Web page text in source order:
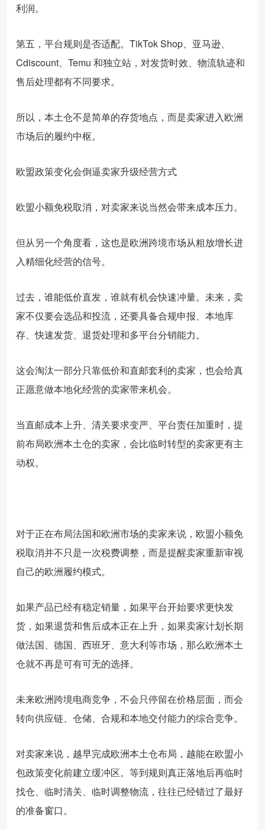
利润。
第五，平台规则是否适配。TikTok Shop、亚马逊、
Cdiscount、Temu 和独立站，对发货时效、物流轨迹和
售后处理都有不同要求。
所以，本土仓不是简单的存货地点，而是卖家进入欧洲
市场后的履约中枢。
欧盟政策变化会倒逼卖家升级经营方式
欧盟小额免税取消，对卖家来说当然会带来成本压力。
但从另一个角度看，这也是欧洲跨境市场从粗放增长进
入精细化经营的信号。
过去，谁能低价直发，谁就有机会快速冲量。未来，卖
家不仅要会选品和投流，还要具备合规申报、本地库
存、快速发货、退货处理和多平台分销能力。
这会淘汰一部分只靠低价和直邮套利的卖家，也会给真
正愿意做本地化经营的卖家带来机会。
当直邮成本上升、清关要求变严、平台责任加重时，提
前布局欧洲本土仓的卖家，会比临时转型的卖家更有主
动权。
对于正在布局法国和欧洲市场的卖家来说，欧盟小额免
税取消并不只是一次税费调整，而是提醒卖家重新审视
自己的欧洲履约模式。
如果产品已经有稳定销量，如果平台开始要求更快发
货，如果退货和售后成本正在上升，如果卖家计划长期
做法国、德国、西班牙、意大利等市场，那么欧洲本土
仓就不再是可有可无的选择。
未来欧洲跨境电商竞争，不会只停留在价格层面，而会
转向供应链、仓储、合规和本地交付能力的综合竞争。
对卖家来说，越早完成欧洲本土仓布局，越能在欧盟小
包政策变化前建立缓冲区。等到规则真正落地后再临时
找仓、临时清关、临时调整物流，往往已经错过了最好
的准备窗口。